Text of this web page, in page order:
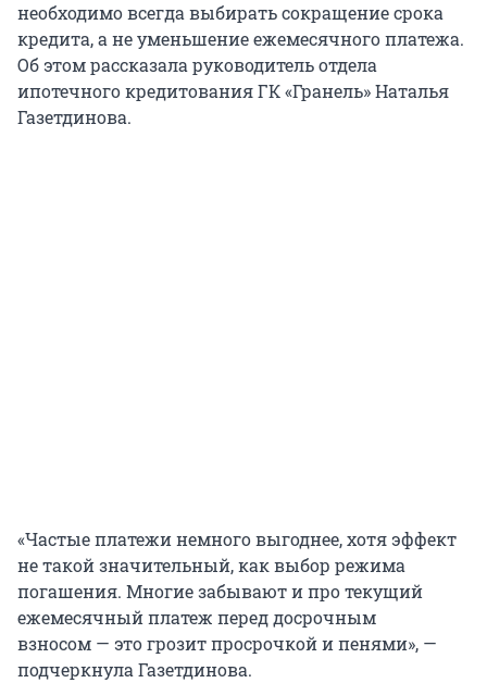
необходимо всегда выбирать сокращение срока
кредита, а не уменьшение ежемесячного платежа.
Об этом рассказала руководитель отдела
ипотечного кредитования ГК «Гранель» Наталья
Газетдинова.
«Частые платежи немного выгоднее, хотя эффект
не такой значительный, как выбор режима
погашения. Многие забывают и про текущий
ежемесячный платеж перед досрочным
взносом — это грозит просрочкой и пенями», —
подчеркнула Газетдинова.